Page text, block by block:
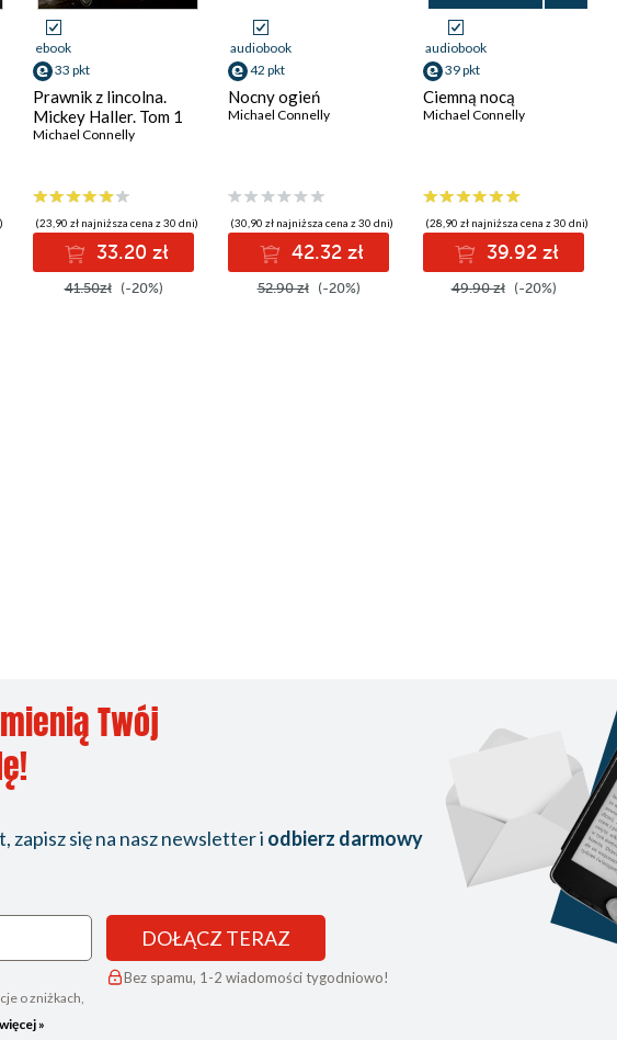
ebook
33 pkt
Prawnik z lincolna.
Mickey Haller. Tom 1
Michael Connelly
(23,90 zł najniższa cena z 30 dni)
33.20 zł
41.50zł (-20%)
audiobook
42 pkt
Nocny ogień
Michael Connelly
(30,90 zł najniższa cena z 30 dni)
42.32 zł
52.90 zł (-20%)
audiobook
39 pkt
Ciemną nocą
Michael Connelly
(28,90 zł najniższa cena z 30 dni)
39.92 zł
49.90 zł (-20%)
Twój
zapisz się na nasz newsletter i odbierz darmowy
o zniżkach,
więcej »
DOŁĄCZ TERAZ
Bez spamu, 1-2 wiadomości tygodniowo!